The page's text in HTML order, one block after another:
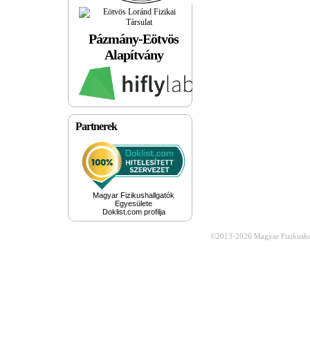
Pázmány-Eötvös
Alapítvány
Partnerek
Magyar Fizikushallgatók
Egyesülete
Doklist.com profilja
©2013-2026 Magyar